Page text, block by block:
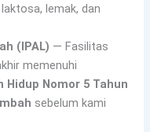
lemak, dan
(IPAL) — Fasilitas
memenuhi
Nomor 5 Tahun
sebelum kami